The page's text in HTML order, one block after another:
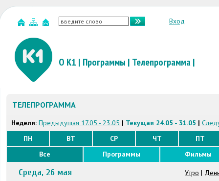
Вход
О К1 | Программы | Телепрограмма|
ТЕЛЕПРОГРАММА
Неделя: Предыдущая 17.05 - 23.05 | Текущая 24.05 - 31.05 |
ПН
ВТ СР ЧТ
ПТ
Все
Программы Фильмы
Утро |
Среда, 26 мая